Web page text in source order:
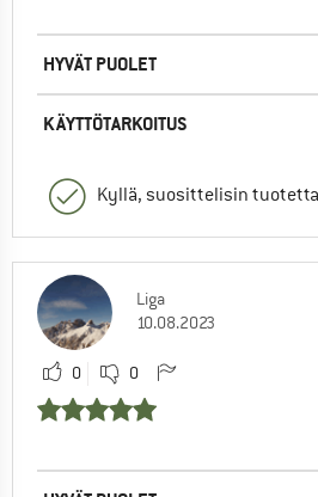
HYVÄT PUOLET
KÄYTTÖTARKOITUS
Kyllä, suosittelisin
Liga
10.08.2023
0 0